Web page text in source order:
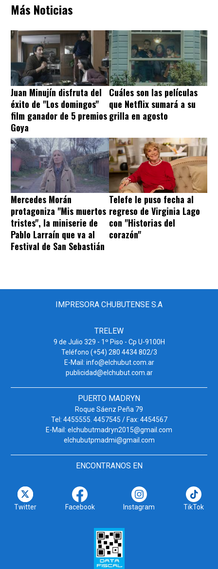
Más Noticias
Juan Minujín disfruta del
éxito de "Los domingos"
film ganador de 5 premios
Goya
Cuáles son las películas
que Netflix sumará a su
grilla en agosto
Mercedes Morán
protagoniza "Mis muertos
tristes", la miniserie de
Pablo Larraín que va al
Festival de San Sebastián
Telefe le puso fecha al
regreso de Virginia Lago
con "Historias del
corazón"
IMPRESORA CHUBUTENSE S.A
TRELEW
9 de Julio 329 - 1º Piso - Cp U-9100H
Teléfono (+54) 280 4434 802/3
E-Mail: info@elchubut.com.ar
publicidad@elchubut.com.ar
PUERTO MADRYN
Roque Sáenz Peña 79
Tel: 4455555. 4457545 / Fax: 4454567
E-Mail: elchubutmadryn2015@gmail.com
elchubutpmadmi@gmail.com
ENCONTRANOS EN
Twitter Facebook Instagram TikTok